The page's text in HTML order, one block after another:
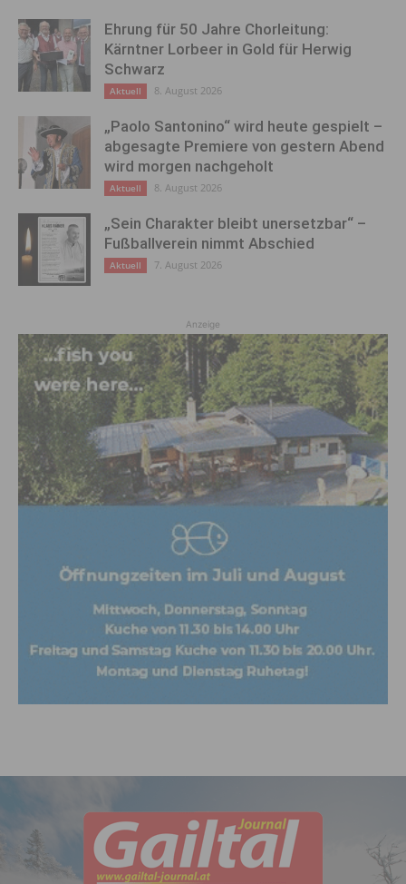
Ehrung für 50 Jahre Chorleitung:
Kärntner Lorbeer in Gold für Herwig
Schwarz
Aktuell 8. August 2026
„Paolo Santonino“ wird heute gespielt –
abgesagte Premiere von gestern Abend
wird morgen nachgeholt
Aktuell 8. August 2026
„Sein Charakter bleibt unersetzbar“ –
Fußballverein nimmt Abschied
Aktuell 7. August 2026
Anzeige